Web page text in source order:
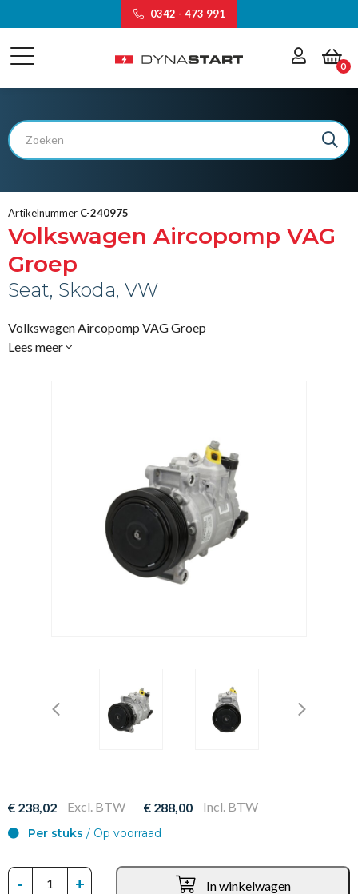
0342 - 473 991
0
Artikelnummer C-240975
Volkswagen Aircopomp VAG
Groep
Seat, Skoda, VW
Volkswagen Aircopomp VAG Groep
Lees meer
€ 238,02 Excl. BTW € 288,00 Incl. BTW
Per stuks / Op voorraad
- + In winkelwagen